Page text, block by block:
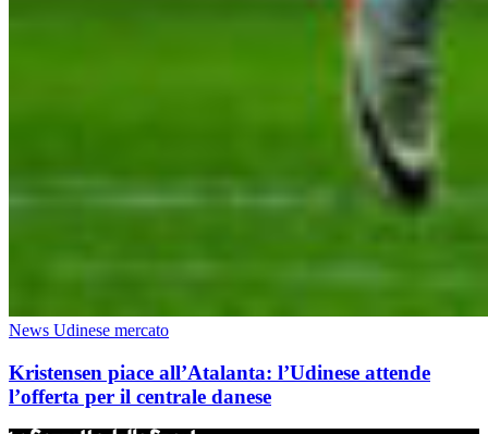
News Udinese mercato
Kristensen piace all’Atalanta: l’Udinese attende
l’offerta per il centrale danese